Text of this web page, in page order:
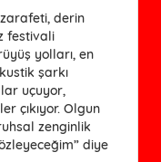
zarafeti, derin
festivali
yolları, en
şarkı
uçuyor,
çıkıyor. Olgun
zenginlik
diye